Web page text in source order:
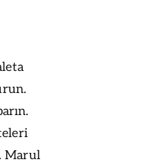
Marul